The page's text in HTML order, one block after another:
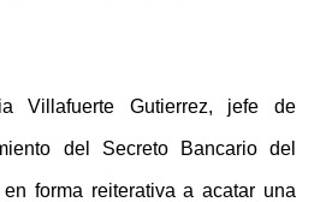
Villafuerte Gutierrez, jefe de
del Secreto Bancario del
forma reiterativa a acatar una